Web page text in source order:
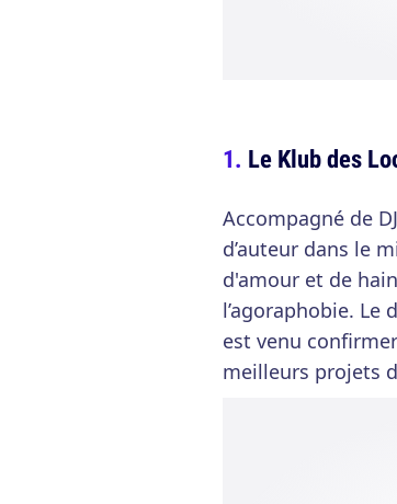
Le Klub des
Accompagné de
d’auteur dans le
d'amour et de
l’agoraphobie. Le
est venu
meilleurs projets